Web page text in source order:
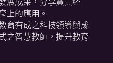
上的應用。
育有成之科技領導與成
之智慧教師，提升教育